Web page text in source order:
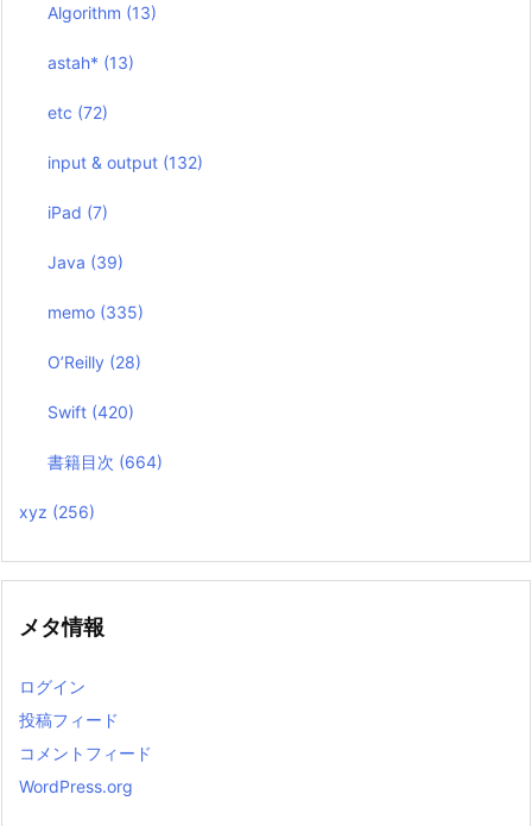
Algorithm (13)
astah* (13)
etc (72)
input & output (132)
iPad (7)
Java (39)
memo (335)
O’Reilly (28)
Swift (420)
書籍目次 (664)
xyz (256)
メタ情報
ログイン
投稿フィード
コメントフィード
WordPress.org